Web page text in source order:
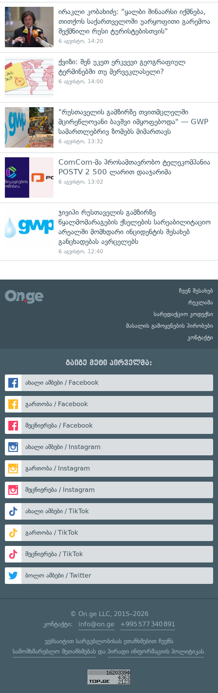
ირაკლი კობახიძე: "ყალბი შინაარსი იქმნება,
თითქოს საქართველოში უარყოფითი გარემოა
შექმნილი რუსი ტურისტებისთვის"
6 აგვისტო, 14:20
ქვიზი: შენ უკეთ ერკვევი გეოგრაფიულ
ტერმინებში თუ მერვეკლასელი?
6 აგვისტო, 14:00
"რუსთაველის გამზირზე თვითმცლელში
მცირეწლოვანი ბავშვი იმყოფებოდა" — GWP
სამართლებრივ ზომებს მიმართავს
6 აგვისტო, 13:32
ComCom-მა პროსამთავრობო ტელეკომპანია
POSTV 2 500 ლარით დააჯარიმა
6 აგვისტო, 13:02
ჯივიპი რუსთაველის გამზირზე
წყალმომარაგების ქსელების სარეაბილიტაციო
არეალში მომხდარი ინციდენტის შესახებ
განცხადებას ავრცელებს
6 აგვისტო, 12:40
ჩვენ შესახებ
რეკლამა
სარედაქციო კოდექსი
მასალის გამოყენების პირობები
კონტაქტი
გაიგე მეტი პირველმა:
ახალი ამბები / Facebook
გართობა / Facebook
მეცნიერება / Facebook
ახალი ამბები / Instagram
გართობა / Instagram
მეცნიერება / Instagram
ახალი ამბები / TikTok
გართობა / TikTok
მეცნიერება / TikTok
ბოლო ამბები / Twitter
© On.ge LLC, 2015–2026
კონტაქტი: info@on.ge +995 577 340 891
ვებსაიტით სარგებლობისას ეთანხმებით ჩვენს
სამომხმარებლო შეთანხმებასდა პირადი ინფორმაციის პოლიტიკას.